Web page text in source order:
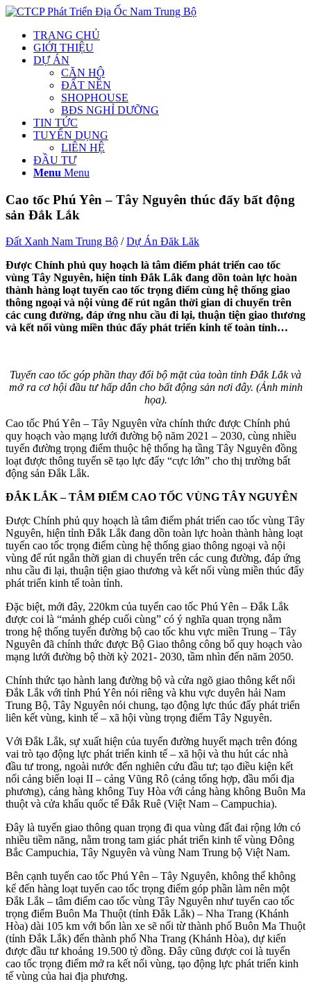
TRANG CHỦ
GIỚI THIỆU
DỰ ÁN
CĂN HỘ
ĐẤT NỀN
SHOPHOUSE
BĐS NGHỈ DƯỠNG
TIN TỨC
TUYỂN DỤNG
LIÊN HỆ
ĐẦU TƯ
Menu Menu
Cao tốc Phú Yên – Tây Nguyên thúc đẩy bất động
sản Đắk Lắk
Đất Xanh Nam Trung Bộ /Dự Án Đăk Lăk
Được Chính phủ quy hoạch là tâm điểm phát triển cao tốc
vùng Tây Nguyên, hiện tỉnh Đắk Lắk đang dồn toàn lực hoàn
thành hàng loạt tuyến cao tốc trọng điểm cùng hệ thống giao
thông ngoại và nội vùng để rút ngắn thời gian di chuyển trên
các cung đường, đáp ứng nhu cầu đi lại, thuận tiện giao thương
và kết nối vùng miền thúc đẩy phát triển kinh tế toàn tỉnh…
Tuyến cao tốc góp phần thay đổi bộ mặt của toàn tỉnh Đắk Lắk và
mở ra cơ hội đầu tư hấp dẫn cho bất động sản nơi đây. (Ảnh minh
họa).
Cao tốc Phú Yên – Tây Nguyên vừa chính thức được Chính phủ
quy hoạch vào mạng lưới đường bộ năm 2021 – 2030, cùng nhiều
tuyến đường trọng điểm thuộc hệ thống hạ tầng Tây Nguyên đồng
loạt được thông tuyến sẽ tạo lực đẩy “cực lớn” cho thị trường bất
động sản Đắk Lắk.
ĐẮK LẮK – TÂM ĐIỂM CAO TỐC VÙNG TÂY NGUYÊN
Được Chính phủ quy hoạch là tâm điểm phát triển cao tốc vùng Tây
Nguyên, hiện tỉnh Đắk Lắk đang dồn toàn lực hoàn thành hàng loạt
tuyến cao tốc trọng điểm cùng hệ thống giao thông ngoại và nội
vùng để rút ngắn thời gian di chuyển trên các cung đường, đáp ứng
nhu cầu đi lại, thuận tiện giao thương và kết nối vùng miền thúc đẩy
phát triển kinh tế toàn tỉnh.
Đặc biệt, mới đây, 220km của tuyến cao tốc Phú Yên – Đắk Lắk
được coi là “mảnh ghép cuối cùng” có ý nghĩa quan trọng nằm
trong hệ thống tuyến đường bộ cao tốc khu vực miền Trung – Tây
Nguyên đã chính thức được Bộ Giao thông công bố quy hoạch vào
mạng lưới đường bộ thời kỳ 2021- 2030, tầm nhìn đến năm 2050.
Chính thức tạo hành lang đường bộ và cửa ngõ giao thông kết nối
Đắk Lắk với tỉnh Phú Yên nói riêng và khu vực duyên hải Nam
Trung Bộ, Tây Nguyên nói chung, tạo động lực thúc đẩy phát triển
liên kết vùng, kinh tế – xã hội vùng trọng điểm Tây Nguyên.
Với Đắk Lắk, sự xuất hiện của tuyến đường huyết mạch trên đóng
vai trò tạo động lực phát triển kinh tế – xã hội và thu hút các nhà
đầu tư trong, ngoài nước đến nghiên cứu đầu tư; tạo điều kiện kết
nối cảng biển loại II – cảng Vũng Rô (cảng tổng hợp, đầu mối địa
phương), cảng hàng không Tuy Hòa với cảng hàng không Buôn Ma
thuột và cửa khẩu quốc tế Đắk Ruê (Việt Nam – Campuchia).
Đây là tuyến giao thông quan trọng đi qua vùng đất đai rộng lớn có
nhiều tiềm năng, nằm trong tam giác phát triển kinh tế vùng Đông
Bắc Campuchia, Tây Nguyên và vùng Nam Trung bộ Việt Nam.
Bên cạnh tuyến cao tốc Phú Yên – Tây Nguyên, không thể không
kể đến hàng loạt tuyến cao tốc trọng điểm góp phần làm nên một
Đắk Lắk – tâm điểm cao tốc vùng Tây Nguyên như tuyến cao tốc
trọng điểm Buôn Ma Thuột (tỉnh Đắk Lắk) – Nha Trang (Khánh
Hòa) dài 105 km với bốn làn xe sẽ nối từ thành phố Buôn Ma Thuột
(tỉnh Đắk Lắk) đến thành phố Nha Trang (Khánh Hòa), dự kiến
được đầu tư khoảng 19.500 tỷ đồng. Đây cũng được coi là tuyến
cao tốc trọng điểm mở ra kết nối vùng, tạo động lực phát triển kinh
tế vùng của hai địa phương.